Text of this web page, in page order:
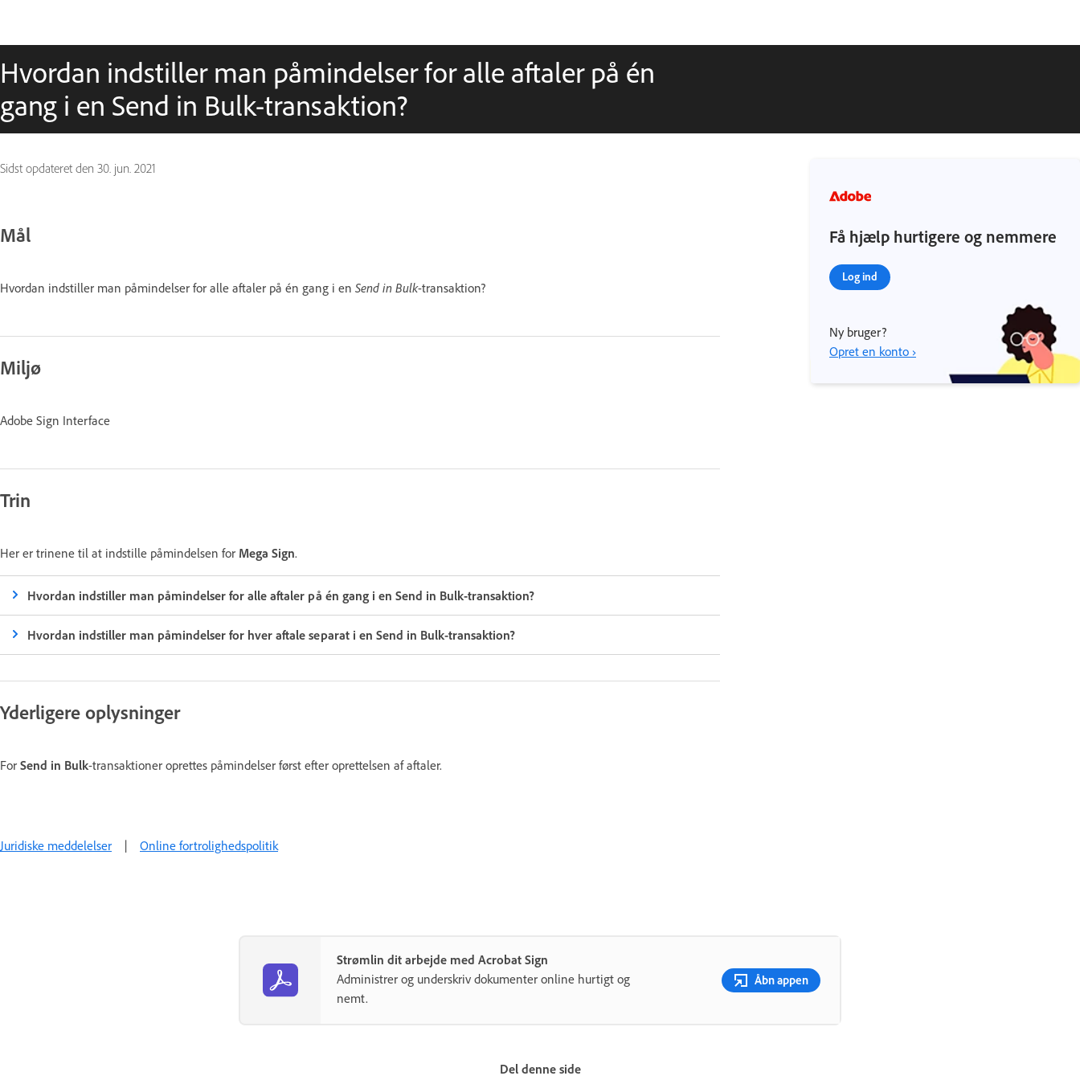
Hvordan indstiller man påmindelser for alle aftaler på én
gang i en Send in Bulk-transaktion?
Sidst opdateret den 30. jun. 2021
Mål
Hvordan indstiller man påmindelser for alle aftaler på én gang i en Send in Bulk-transaktion?
Miljø
Adobe Sign Interface
Trin
Her er trinene til at indstille påmindelsen for Mega Sign.
Hvordan indstiller man påmindelser for alle aftaler på én gang i en Send in Bulk-transaktion?
Hvordan indstiller man påmindelser for hver aftale separat i en Send in Bulk-transaktion?
Yderligere oplysninger
For Send in Bulk-transaktioner oprettes påmindelser først efter oprettelsen af aftaler.
Få hjælp hurtigere og nemmere
Log ind
Ny bruger?
Opret en konto ›
Juridiske meddelelser | Online fortrolighedspolitik
Strømlin dit arbejde med Acrobat Sign
Administrer og underskriv dokumenter online hurtigt og
nemt.
Åbn appen
Del denne side